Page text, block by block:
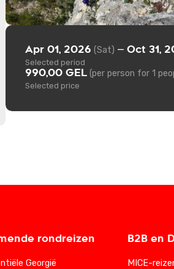
Apr 01, 2026 (Sat) —Oct 31,
Selected period
990,00 GEL (per person for 1
Selected price
rondreizen
Georgië
B2B en
MICE-